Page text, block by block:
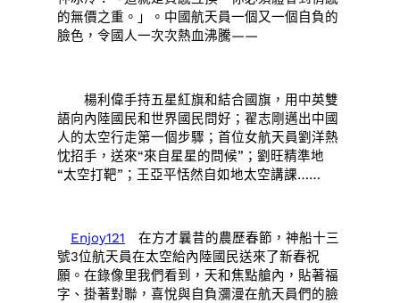
的無價之重。」。中國航天員一個又一個自負的
臉色，令國人一次次熱血沸騰——
楊利偉手持五星紅旗和結合國旗，用中英雙
語向內陸國民和世界國民問好；翟志剛邁出中國
人的太空行走第一個步驟；首位女航天員劉洋熱
忱招手，送來“來自星星的問候”；劉旺精準地
“太空打靶”；王亞平恬然自如地太空講課……
Enjoy121 在方才曩昔的農歷春節，神船十三
號3位航天員在太空給內陸國民送來了新春祝
願。在錄像里我們看到，天和焦點艙內，貼著福
字、掛著對聯，喜悅與自負瀰漫在航天員們的臉